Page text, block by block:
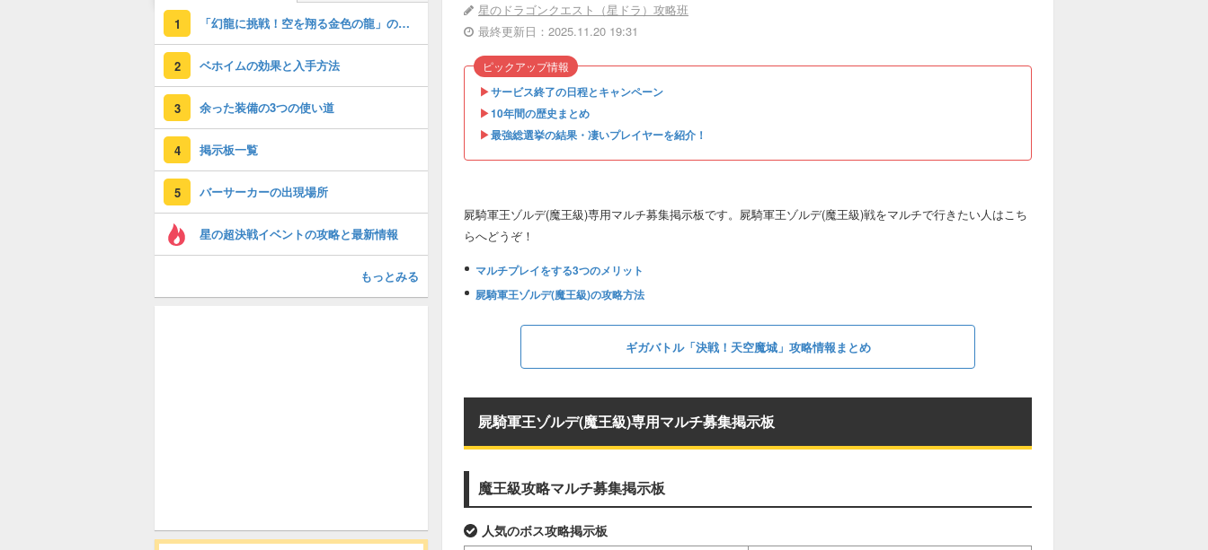
星のドラゴンクエスト（星ドラ）攻略班
最終更新日：2025.11.20 19:31
▶︎サービス終了の日程とキャンペーン
▶︎10年間の歴史まとめ
▶︎最強総選挙の結果・凄いプレイヤーを紹介！
ピックアップ情報
屍騎軍王ゾルデ(魔王級)専用マルチ募集掲示板です。屍騎軍王ゾルデ(魔王級)戦をマルチで行きたい人はこち
らへどうぞ！
マルチプレイをする3つのメリット
屍騎軍王ゾルデ(魔王級)の攻略方法
ギガバトル「決戦！天空魔城」攻略情報まとめ
屍騎軍王ゾルデ(魔王級)専用マルチ募集掲示板
魔王級攻略マルチ募集掲示板
人気のボス攻略掲示板
1 「幻龍に挑戦！空を翔る金色の龍」の攻略方法
2 ベホイムの効果と入手方法
3 余った装備の3つの使い道
4 掲示板一覧
5 バーサーカーの出現場所
星の超決戦イベントの攻略と最新情報
もっとみる